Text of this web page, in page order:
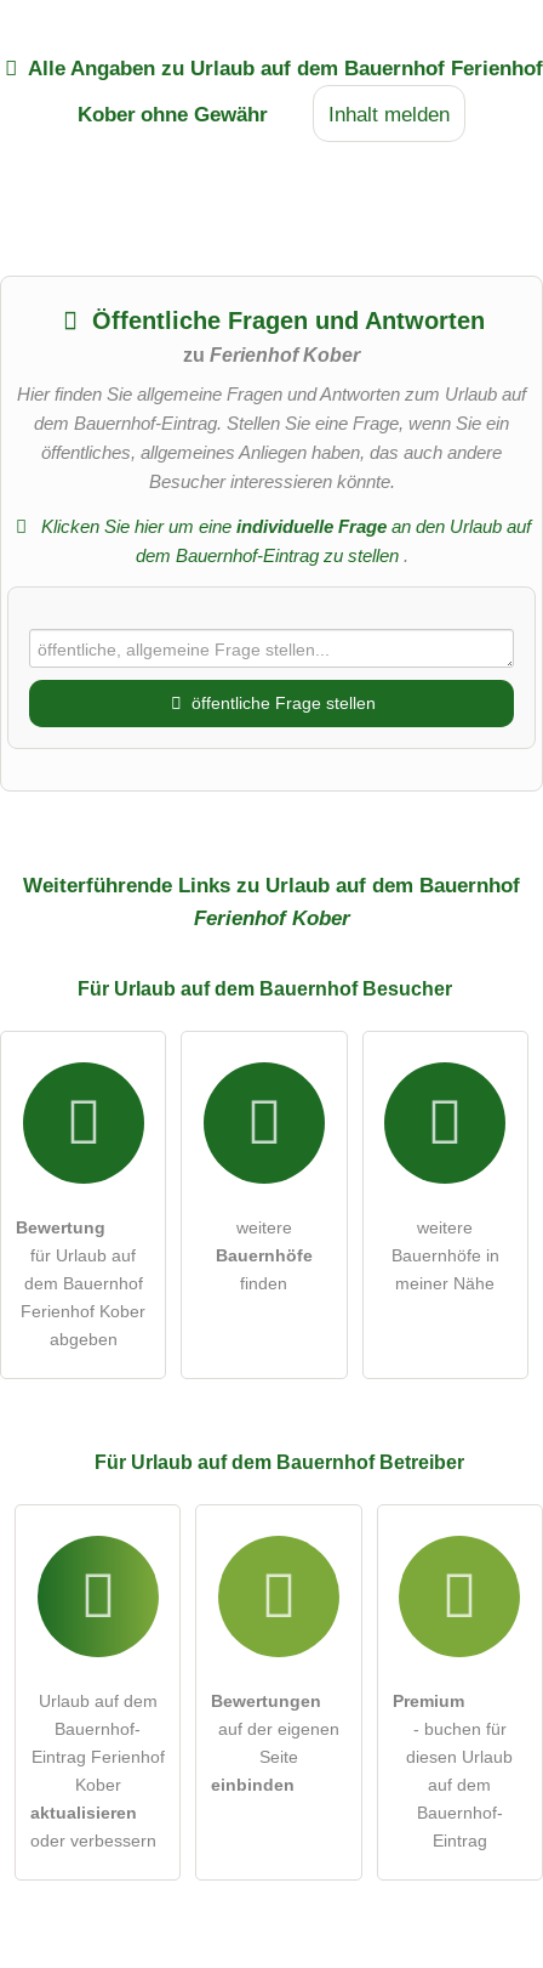
Alle Angaben zu Urlaub auf dem Bauernhof Ferienhof
Kober ohne Gewähr Inhalt melden
Öffentliche Fragen und Antworten
zu Ferienhof Kober
Hier finden Sie allgemeine Fragen und Antworten zum Urlaub auf
dem Bauernhof-Eintrag. Stellen Sie eine Frage, wenn Sie ein
öffentliches, allgemeines Anliegen haben, das auch andere
Besucher interessieren könnte.
Klicken Sie hier um eine individuelle Fragean den Urlaub auf
dem Bauernhof-Eintrag zu stellen .
öffentliche Frage stellen
Hiermit akzeptiere ich die .
Die Datenschutzerklärunghabe ich zur Kenntnis genommen.
öffentliche Frage stellen
Hinweis:Bitte beachten Sie, öffentliche Fragen sindfür alle
Weiterführende Links zu Urlaub auf dem Bauernhof
Ferienhof Kober
Für Urlaub auf dem Bauernhof Besucher
Bewertung
für Urlaub auf
dem Bauernhof
Ferienhof Kober
abgeben
weitere
Bauernhöfe
finden
weitere
Bauernhöfe in
meiner Nähe
Für Urlaub auf dem Bauernhof Betreiber
Urlaub auf dem
Bauernhof-
Eintrag Ferienhof
Kober
aktualisieren
oder verbessern
Bewertungen
auf der eigenen
Seite
einbinden
Premium
- buchen für
diesen Urlaub
auf dem
Bauernhof-
Eintrag